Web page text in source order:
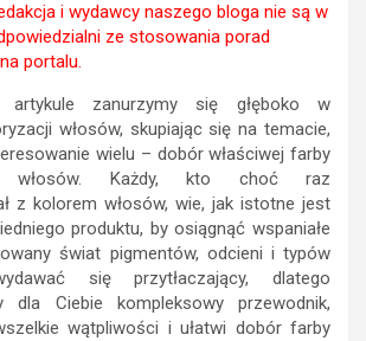
i wydawcy naszego bloga nie są w
ze stosowania porad
portalu.
artykule zanurzymy się głęboko w
włosów, skupiając się na temacie,
wielu – dobór właściwej farby
włosów. Każdy, kto choć raz
z kolorem włosów, wie, jak istotne jest
produktu, by osiągnąć wspaniałe
świat pigmentów, odcieni i typów
się przytłaczający, dlatego
dla Ciebie kompleksowy przewodnik,
wątpliwości i ułatwi dobór farby